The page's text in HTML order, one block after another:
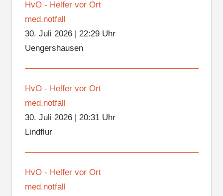
HvO - Helfer vor Ort
med.notfall
30. Juli 2026| 22:29 Uhr
Uengershausen
HvO - Helfer vor Ort
med.notfall
30. Juli 2026| 20:31 Uhr
Lindflur
HvO - Helfer vor Ort
med.notfall